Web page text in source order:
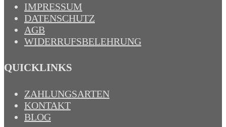
IMPRESSUM
DATENSCHUTZ
AGB
WIDERRUFSBELEHRUNG
QUICKLINKS
ZAHLUNGSARTEN
KONTAKT
BLOG